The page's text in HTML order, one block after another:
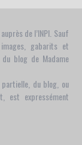
de l’INPI. Sauf
gabarits et
blog de Madame
du blog, ou
est expressément